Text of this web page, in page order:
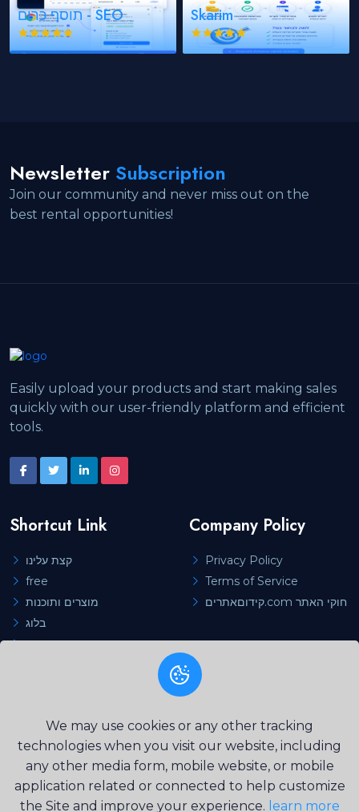
תוסף כרום - SEO Skarim
Newsletter Subscription
Join our community and never miss out on the
best rental opportunities!
Easily upload your products and start making sales
quickly with our user-friendly platform and efficient
tools.
Shortcut Link
קצת עלינו
free
מוצרים ותוכנות
בלוג
צור קשר
Company Policy
Privacy Policy
Terms of Service
קידוםאתרים.com חוקי האתר
כלים לקידום אתרים
We may use cookies or any other tracking
technologies when you visit our website, including
any other media form, mobile website, or mobile
application related or connected to help customize
the Site and improve your experience. learn more